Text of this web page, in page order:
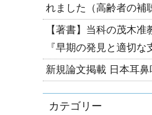
れました（高齢者の補
【著書】当科の茂木
『早期の発見と適切
新規論文掲載 日本耳
カテゴリー